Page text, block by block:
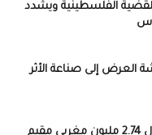
الفلسطينية ويشدد
العرض إلى صناعة الأثر
عملية “مرحبا” تسجل دخول 2.74 مليون مغربي مقيم